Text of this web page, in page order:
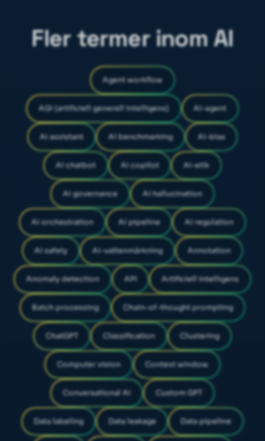
Fler termer inom AI
Agent workflow
AGI (artificiell generell intelligens) AI-agent
AI assistant AI benchmarking AI-bias
AI chatbot AI copilot AI-etik
AI governance AI hallucination
AI orchestration AI pipeline AI regulation
AI safety AI-vattenmärkning Annotation
Anomaly detection API Artificiell intelligens
Batch processing Chain-of-thought prompting
ChatGPT Classification Clustering
Computer vision Context window
Conversational AI Custom GPT
Data labeling Data leakage Data pipeline